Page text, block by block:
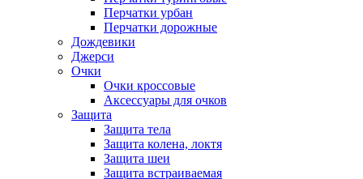
Перчатки урбан
Перчатки дорожные
Дождевики
Джерси
Очки
Очки кроссовые
Аксессуары для очков
Защита
Защита тела
Защита колена, локтя
Защита шеи
Защита встраиваемая